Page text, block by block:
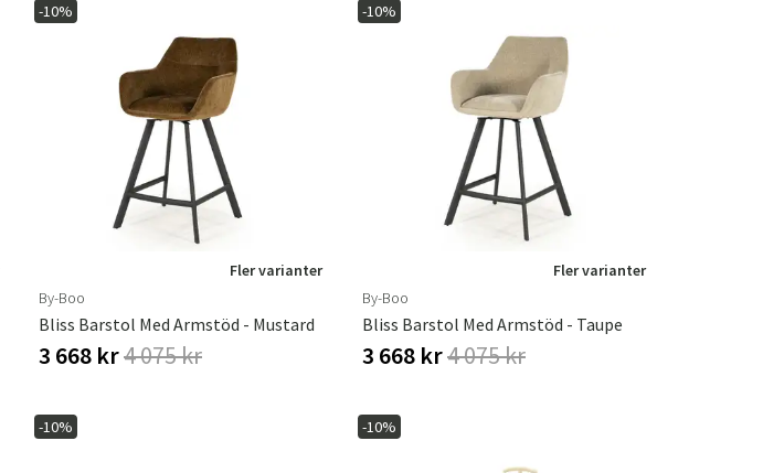
Danmark
-10%
Fler varianter
By-Boo
Bliss Barstol Med Armstöd - Mustard
3 668 kr4 075 kr
-10%
Fler varianter
By-Boo
Bliss Barstol Med Armstöd - Taupe
3 668 kr4 075 kr
-10% -10%